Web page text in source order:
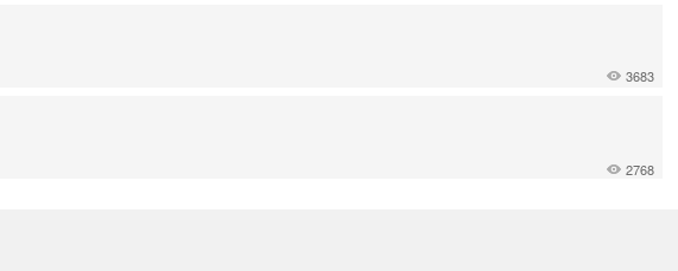
3683
2768